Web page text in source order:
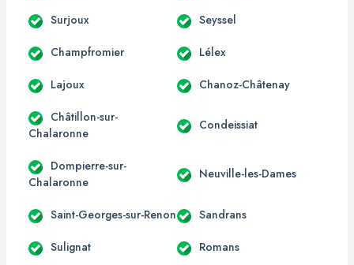
Surjoux Seyssel
Champfromier Lélex
Lajoux Chanoz-Châtenay
Châtillon-sur-
Chalaronne
Condeissiat
Dompierre-sur-
Chalaronne
Neuville-les-Dames
Saint-Georges-sur-Renon Sandrans
Sulignat Romans